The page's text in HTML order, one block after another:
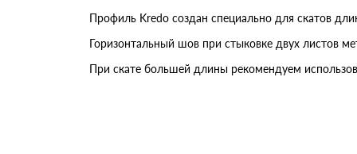
RR 33
Профиль Kredo создан специально для скатов
Горизонтальный шов при стыковке двух листов
При скате большей длины рекомендуем